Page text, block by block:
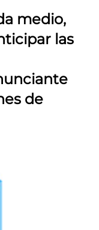
medio,
las
de